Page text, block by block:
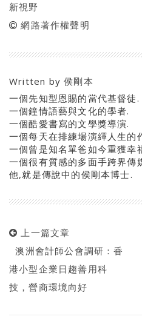
新視野
網路著作權聲明
Written by侯剛本
一個先知型恩賜的當代基督徒.
一個鐘情語藝與文化的學者.
一個酷愛書寫的文學獎導演.
一個每天在排練場演繹人生的
一個曾是知名單爸如今重獲幸
一個很有質感的多面手跨界傳
他,就是傳說中的侯剛本博士.
上一篇文章
澳洲會計師公會調研：香
港小型企業日趨善用科
技，營商環境向好